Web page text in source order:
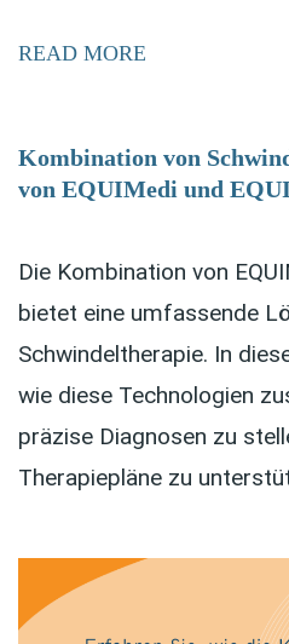
READ MORE
Kombination von
von EQUIMedi und
Die Kombination von
bietet eine umfassende
Schwindeltherapie. In
wie diese Technologien
präzise Diagnosen zu
Therapiepläne zu